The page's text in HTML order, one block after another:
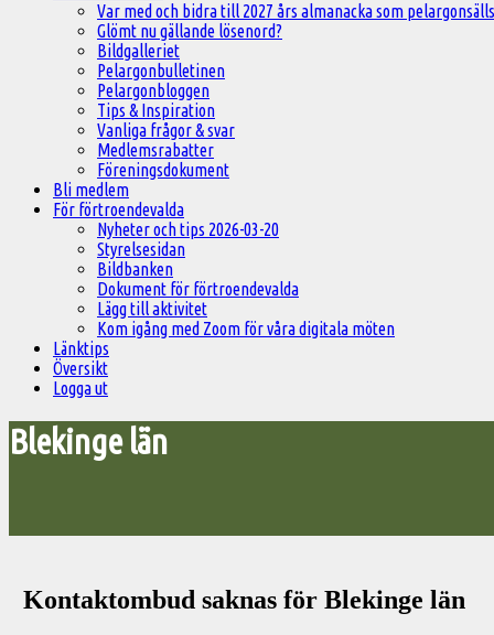
Var med och bidra till 2027 års almanacka som
Glömt nu gällande lösenord?
Bildgalleriet
Pelargonbulletinen
Pelargonbloggen
Tips & Inspiration
Vanliga frågor & svar
Medlemsrabatter
Föreningsdokument
Bli medlem
För förtroendevalda
Nyheter och tips 2026-03-20
Styrelsesidan
Bildbanken
Dokument för förtroendevalda
Lägg till aktivitet
Kom igång med Zoom för våra digitala möten
Länktips
Översikt
Logga ut
Blekinge län
Kontaktombud saknas för Blekinge län